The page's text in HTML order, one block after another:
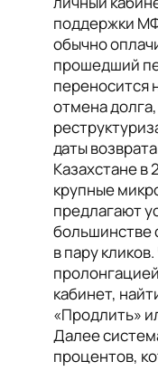
поддержки
обычно
прошедший
переносится
отмена
даты
Казахстане в
крупные
предлагают
большинстве
в пару
кабинет,
«Продлить»
Далее
процентов,